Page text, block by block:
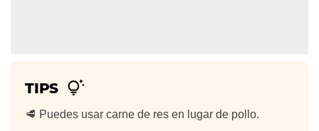
TIPS
🥩 Puedes usar carne de res en lugar de pollo.